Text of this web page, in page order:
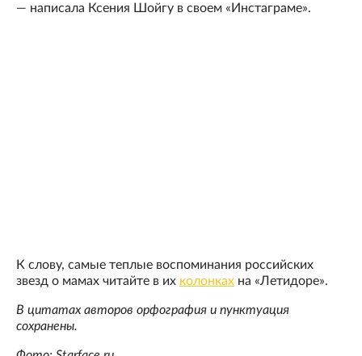
— написала Ксения Шойгу в своем «Инстаграме».
К слову, самые теплые воспоминания российских
звезд о мамах читайте в их колонках на «Летидоре».
В цитатах авторов орфография и пунктуация
сохранены.